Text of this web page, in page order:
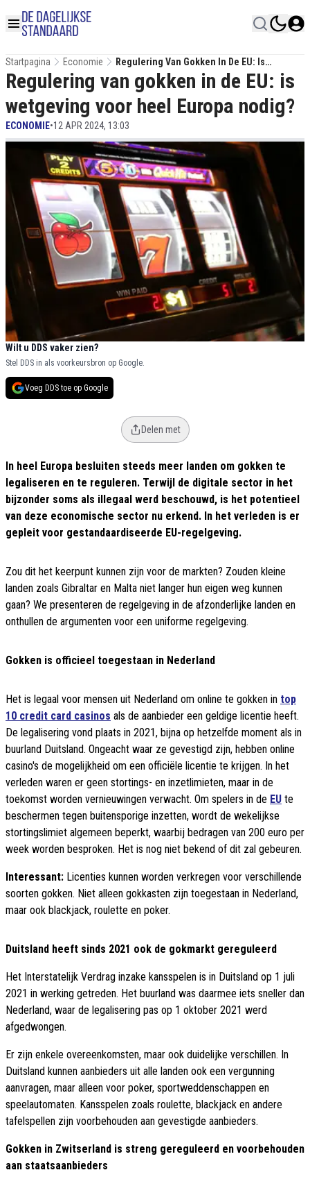
Startpagina Economie
Regulering Van Gokken In De EU: Is
Wetgeving Voor Heel Europa Nodig?
Regulering van gokken in de EU: is
wetgeving voor heel Europa nodig?
ECONOMIE•12 APR 2024, 13:03
Wilt u DDS vaker zien?
Stel DDS in als voorkeursbron op Google.
Voeg DDS toe op Google
Delen met
In heel Europa besluiten steeds meer landen om gokken te
legaliseren en te reguleren. Terwijl de digitale sector in het
bijzonder soms als illegaal werd beschouwd, is het potentieel
van deze economische sector nu erkend. In het verleden is er
gepleit voor gestandaardiseerde EU-regelgeving.
Zou dit het keerpunt kunnen zijn voor de markten? Zouden kleine
landen zoals Gibraltar en Malta niet langer hun eigen weg kunnen
gaan? We presenteren de regelgeving in de afzonderlijke landen en
onthullen de argumenten voor een uniforme regelgeving.
Gokken is officieel toegestaan in Nederland
Het is legaal voor mensen uit Nederland om online te gokken in top
10 credit card casinos als de aanbieder een geldige licentie heeft.
De legalisering vond plaats in 2021, bijna op hetzelfde moment als in
buurland Duitsland. Ongeacht waar ze gevestigd zijn, hebben online
casino's de mogelijkheid om een officiële licentie te krijgen. In het
verleden waren er geen stortings- en inzetlimieten, maar in de
toekomst worden vernieuwingen verwacht. Om spelers in de EU te
beschermen tegen buitensporige inzetten, wordt de wekelijkse
stortingslimiet algemeen beperkt, waarbij bedragen van 200 euro per
week worden besproken. Het is nog niet bekend of dit zal gebeuren.
Interessant: Licenties kunnen worden verkregen voor verschillende
soorten gokken. Niet alleen gokkasten zijn toegestaan in Nederland,
maar ook blackjack, roulette en poker.
Duitsland heeft sinds 2021 ook de gokmarkt gereguleerd
Het Interstatelijk Verdrag inzake kansspelen is in Duitsland op 1 juli
2021 in werking getreden. Het buurland was daarmee iets sneller dan
Nederland, waar de legalisering pas op 1 oktober 2021 werd
afgedwongen.
Er zijn enkele overeenkomsten, maar ook duidelijke verschillen. In
Duitsland kunnen aanbieders uit alle landen ook een vergunning
aanvragen, maar alleen voor poker, sportweddenschappen en
speelautomaten. Kansspelen zoals roulette, blackjack en andere
tafelspellen zijn voorbehouden aan gevestigde aanbieders.
Gokken in Zwitserland is streng gereguleerd en voorbehouden
aan staatsaanbieders